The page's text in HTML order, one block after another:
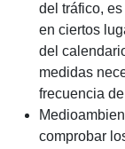
del tráfico,
en ciertos
del
medidas
frecuencia
comprobar